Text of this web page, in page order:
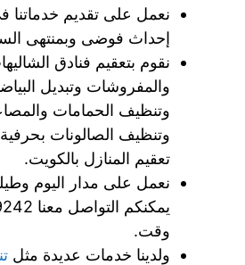
نعمل على تقديم خدماتنا
إحداث فوضى وبمنتهى
نقوم بتعقيم فنادق
والمفروشات وتبديل
وتنظيف الحمامات
وتنظيف الصالونات
تعقيم المنازل بالكويت.
نعمل على مدار اليوم
وقت.
ولدينا خدمات عديدة مثل